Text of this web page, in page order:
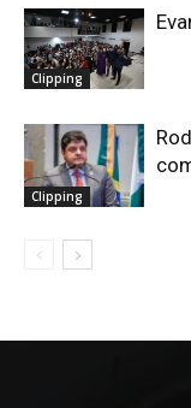
Clipping
Clipping